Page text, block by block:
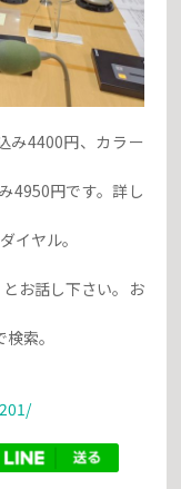
み4400円、カラー
4950円です。詳し
イヤル。
お話し下さい。お
索。